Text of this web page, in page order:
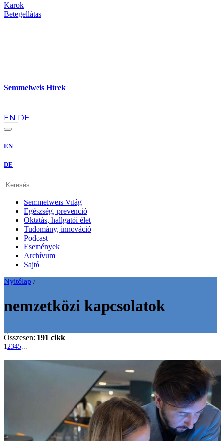
Karok
Betegellátás
Semmelweis Hírek
EN DE
EN
DE
Semmelweis Világ
Egészség, prevenció
Oktatás, hallgatói élet
Tudomány, innováció
Podcast
Események
Archívum
Sajtó
Nyitólap /
nemzetközi kapcsolatok
Összesen: 191 cikk
12345...